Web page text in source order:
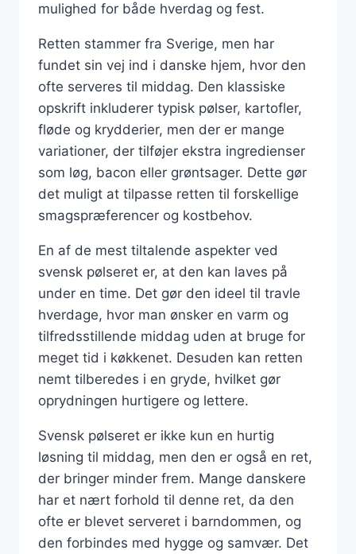
mulighed for både hverdag og fest.
Retten stammer fra Sverige, men har
fundet sin vej ind i danske hjem, hvor den
ofte serveres til middag. Den klassiske
opskrift inkluderer typisk pølser, kartofler,
fløde og krydderier, men der er mange
variationer, der tilføjer ekstra ingredienser
som løg, bacon eller grøntsager. Dette gør
det muligt at tilpasse retten til forskellige
smagspræferencer og kostbehov.
En af de mest tiltalende aspekter ved
svensk pølseret er, at den kan laves på
under en time. Det gør den ideel til travle
hverdage, hvor man ønsker en varm og
tilfredsstillende middag uden at bruge for
meget tid i køkkenet. Desuden kan retten
nemt tilberedes i en gryde, hvilket gør
oprydningen hurtigere og lettere.
Svensk pølseret er ikke kun en hurtig
løsning til middag, men den er også en ret,
der bringer minder frem. Mange danskere
har et nært forhold til denne ret, da den
ofte er blevet serveret i barndommen, og
den forbindes med hygge og samvær. Det